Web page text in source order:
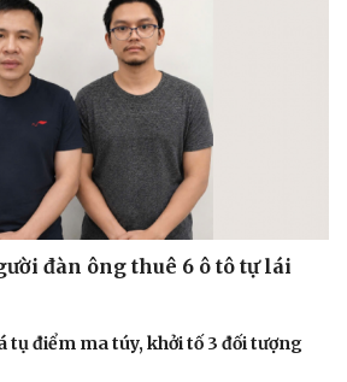
Cửa sổ tình yêu
Kể chuyện cho bé
Hạt giống tâm hồn
đàn ông thuê 6 ô tô tự lái
tụ điểm ma túy, khởi tố 3 đối tượng